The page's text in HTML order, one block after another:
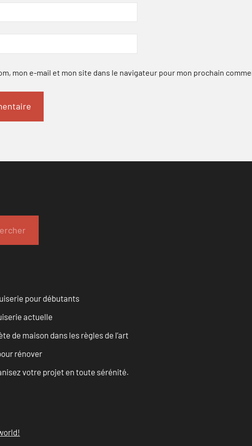
mon e-mail et mon site dans le navigateur pour mon prochain
pour débutants
actuelle
de maison dans les règles de l’art
rénover
votre projet en toute sérénité.